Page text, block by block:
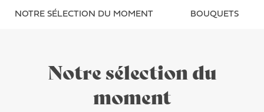
NOTRE SÉLECTION DU MOMENT BOUQUETS
Notre sélection du
moment